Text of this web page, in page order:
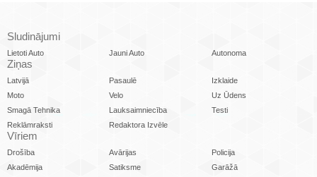
Sludinājumi
Lietoti Auto Jauni Auto Autonoma
Ziņas
Latvijā Pasaulē
Izklaide
Moto
Velo
Uz Ūdens
Smagā Tehnika
Lauksaimniecība
Testi
Reklāmraksti
Redaktora Izvēle
Vīriem
Drošība Avārijas
Policija
Akadēmija
Satiksme
Garāžā